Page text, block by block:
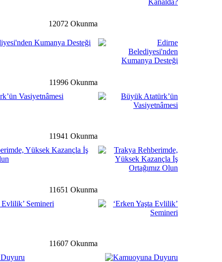
detay ›
Söyleşi Hem De
İle Atatürk Kültür
12072 Okunma
Kumanya Desteği
11996 Okunma
Vasiyetnâmesi
11941 Okunma
Yüksek Kazançla İş
11651 Okunma
Evlilik’ Semineri
11607 Okunma